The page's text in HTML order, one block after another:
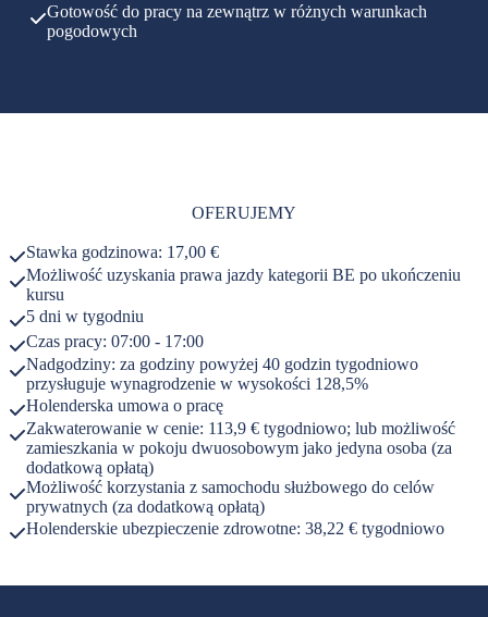
Gotowość do pracy na zewnątrz w różnych warunkach
pogodowych
OFERUJEMY
Stawka godzinowa: 17,00 €
Możliwość uzyskania prawa jazdy kategorii BE po ukończeniu
kursu
5 dni w tygodniu
Czas pracy: 07:00 - 17:00
Nadgodziny: za godziny powyżej 40 godzin tygodniowo
przysługuje wynagrodzenie w wysokości 128,5%
Holenderska umowa o pracę
Zakwaterowanie w cenie: 113,9 € tygodniowo; lub możliwość
zamieszkania w pokoju dwuosobowym jako jedyna osoba (za
dodatkową opłatą)
Możliwość korzystania z samochodu służbowego do celów
prywatnych (za dodatkową opłatą)
Holenderskie ubezpieczenie zdrowotne: 38,22 € tygodniowo